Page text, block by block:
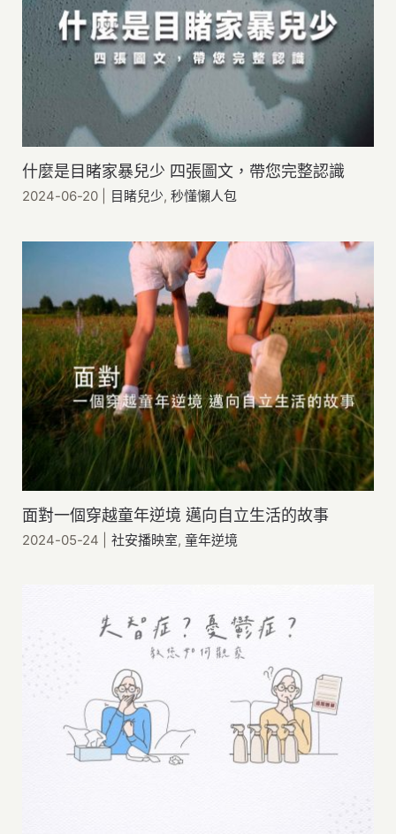
什麼是目睹家暴兒少 四張圖文，帶您完整認識
2024-06-20 目睹兒少,秒懂懶人包
面對一個穿越童年逆境 邁向自立生活的故事
2024-05-24 社安播映室,童年逆境